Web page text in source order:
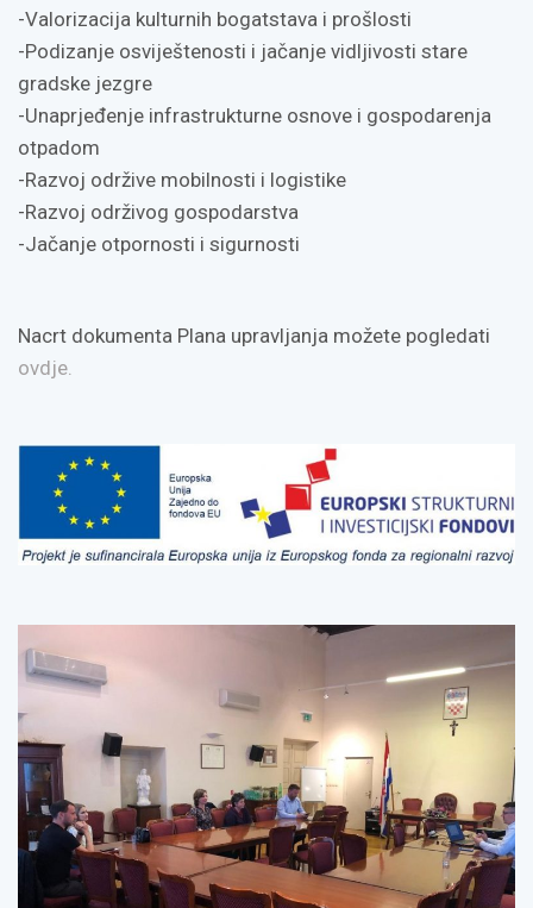
-Valorizacija kulturnih bogatstava i prošlosti
-Podizanje osviještenosti i jačanje vidljivosti stare
gradske jezgre
-Unaprjeđenje infrastrukturne osnove i gospodarenja
otpadom
-Razvoj održive mobilnosti i logistike
-Razvoj održivog gospodarstva
-Jačanje otpornosti i sigurnosti
Nacrt dokumenta Plana upravljanja možete pogledati
ovdje.